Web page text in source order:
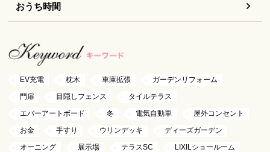
おうち時間
EV充電 枕木 車庫拡張
ガーデンリフォーム
門扉
目隠しフェンス
タイルテラス
エバーアートボード
冬 電気自動車
屋外コンセント
お金
手すり ウリンデッキ
ディーズガーデン
オーニング
展示場 テラスSC
LIXILショールーム